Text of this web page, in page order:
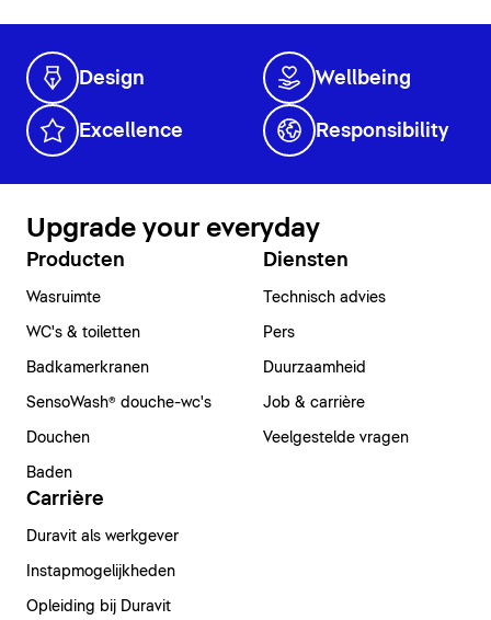
Design Wellbeing
Excellence Responsibility
Upgrade your everyday
Producten
Wasruimte
WC's & toiletten
Badkamerkranen
SensoWash® douche-wc's
Douchen
Baden
Diensten
Technisch advies
Pers
Duurzaamheid
Job & carrière
Veelgestelde vragen
Carrière
Duravit als werkgever
Instapmogelijkheden
Opleiding bij Duravit